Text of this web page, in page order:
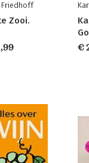
Friedhoff
Zooi.
€